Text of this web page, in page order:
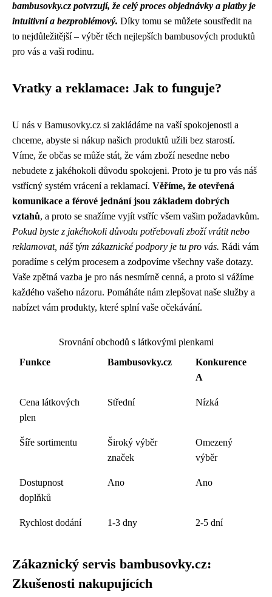
bambusovky.cz potvrzují, že celý proces objednávky a platby je
intuitivní a bezproblémový. Díky tomu se můžete soustředit na
to nejdůležitější – výběr těch nejlepších bambusových produktů
pro vás a vaši rodinu.
Vratky a reklamace: Jak to funguje?
U nás v Bamusovky.cz si zakládáme na vaší spokojenosti a
chceme, abyste si nákup našich produktů užili bez starostí.
Víme, že občas se může stát, že vám zboží nesedne nebo
nebudete z jakéhokoli důvodu spokojeni. Proto je tu pro vás náš
vstřícný systém vrácení a reklamací. Věříme, že otevřená
komunikace a férové jednání jsou základem dobrých
vztahů, a proto se snažíme vyjít vstříc všem vašim požadavkům.
Pokud byste z jakéhokoli důvodu potřebovali zboží vrátit nebo
reklamovat, náš tým zákaznické podpory je tu pro vás. Rádi vám
poradíme s celým procesem a zodpovíme všechny vaše dotazy.
Vaše zpětná vazba je pro nás nesmírně cenná, a proto si vážíme
každého vašeho názoru. Pomáháte nám zlepšovat naše služby a
nabízet vám produkty, které splní vaše očekávání.
Srovnání obchodů s látkovými plenkami
Funkce
Bambusovky.cz
Konkurence
A
Cena látkových
plen
Střední Nízká
Šíře sortimentu
Široký výběr
značek
Omezený
výběr
Dostupnost
doplňků
Ano Ano
Rychlost dodání 1-3 dny 2-5 dní
Zákaznický servis bambusovky.cz:
Zkušenosti nakupujících